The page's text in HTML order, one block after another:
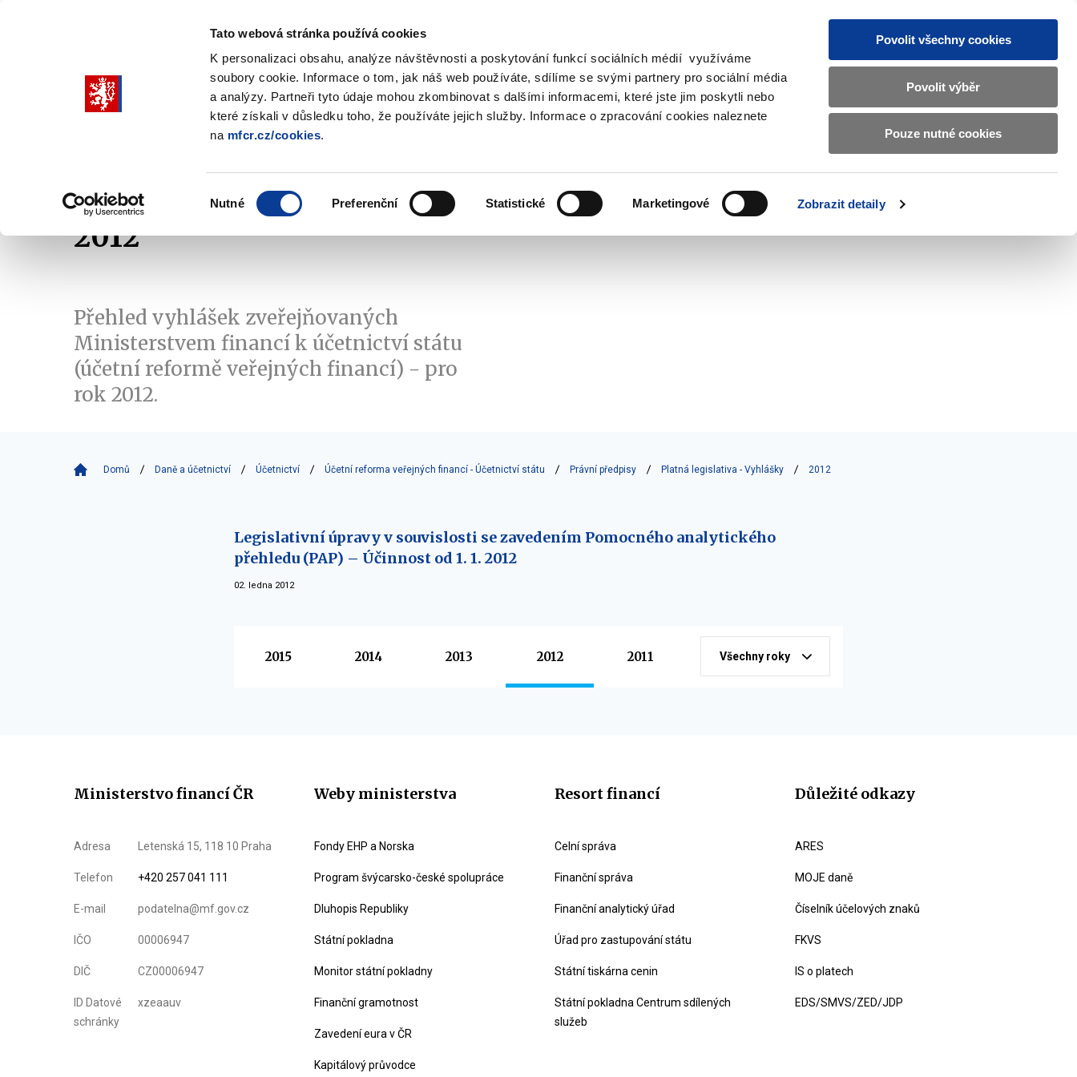
Tato webová stránka používá cookies
K personalizaci obsahu, analýze návštěvnosti a poskytování funkcí sociálních médií využíváme
soubory cookie. Informace o tom, jak náš web používáte, sdílíme se svými partnery pro sociální média
a analýzy. Partneři tyto údaje mohou zkombinovat s dalšími informacemi, které jste jim poskytli nebo
které získali v důsledku toho, že používáte jejich služby. Informace o zpracování cookies naleznete
na mfcr.cz/cookies.
Nutné Preferenční Statistické Marketingové Zobrazit detaily
Povolit všechny cookies
Povolit výběr
Pouze nutné cookies
Vyhledat
CZ EN
Základní
informace
o
Ministerstvu
financí
submenu
submenu
politika
submenu
submenu
účetnictví
submenu
EU
submenu
2012
Přehled vyhlášek zveřejňovaných
Ministerstvem financí k účetnictví státu
(účetní reformě veřejných financí) - pro
rok 2012.
Domů Daně a účetnictví Účetnictví Účetní reforma veřejných financí - Účetnictví státu Právní předpisy Platná legislativa - Vyhlášky 2012
Legislativní úpravy v souvislosti se zavedením Pomocného analytického
přehledu (PAP) – Účinnost od 1. 1. 2012
02. ledna 2012
2015 2014 2013 2012 2011 Všechny roky
Ministerstvo financí ČR
Adresa Letenská 15, 118 10 Praha
Telefon +420 257 041 111
E-mail podatelna@mf.gov.cz
IČO 00006947
DIČ CZ00006947
ID Datové
schránky
xzeaauv
Weby ministerstva
Fondy EHP a Norska
Program švýcarsko-české spolupráce
Dluhopis Republiky
Státní pokladna
Monitor státní pokladny
Finanční gramotnost
Zavedení eura v ČR
Kapitálový průvodce
Resort financí
Celní správa
Finanční správa
Finanční analytický úřad
Úřad pro zastupování státu
Státní tiskárna cenin
Státní pokladna Centrum sdílených
služeb
Důležité odkazy
ARES
MOJE daně
Číselník účelových znaků
FKVS
IS o platech
EDS/SMVS/ZED/JDP